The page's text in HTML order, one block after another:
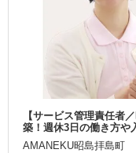
【サービス管理責任者
築！週休3日の働き方
AMANEKU昭島拝島町